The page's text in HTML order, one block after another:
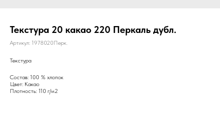
Текстура 20 какао 220 Перкаль дубл.
Артикул: 1978020Перк.
Текстура
Состав: 100 % хлопок
Цвет: Какао
Плотность: 110 г/м2